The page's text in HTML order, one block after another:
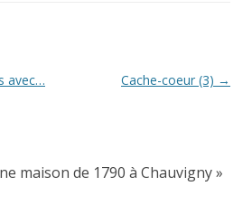
avec…
Cache-coeur (3) →
maison de 1790 à Chauvigny»